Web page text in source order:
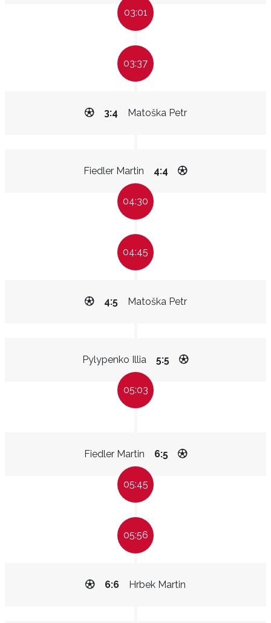
03:01
03:37
Matoška Petr
3:4
Fiedler Martin 4:4
04:30
04:45
Matoška Petr
4:5
Pylypenko Illia 5:5
05:03
Fiedler Martin 6:5
05:45
05:56
Hrbek Martin
6:6